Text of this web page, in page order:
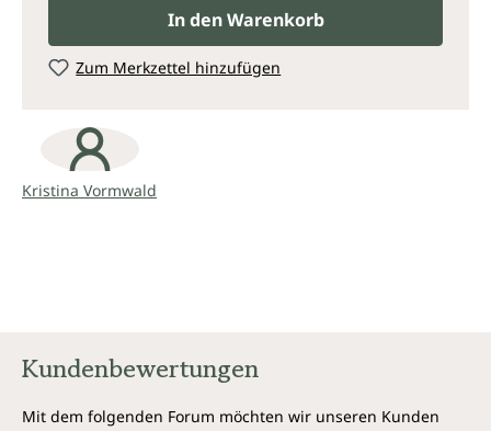
In den Warenkorb
Zum Merkzettel hinzufügen
Kristina Vormwald
Kundenbewertungen
Mit dem folgenden Forum möchten wir unseren Kunden